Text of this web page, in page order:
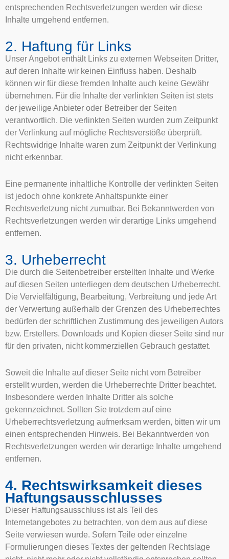
entsprechenden Rechtsverletzungen werden wir diese
Inhalte umgehend entfernen.
2. Haftung für Links
Unser Angebot enthält Links zu externen Webseiten Dritter,
auf deren Inhalte wir keinen Einfluss haben. Deshalb
können wir für diese fremden Inhalte auch keine Gewähr
übernehmen. Für die Inhalte der verlinkten Seiten ist stets
der jeweilige Anbieter oder Betreiber der Seiten
verantwortlich. Die verlinkten Seiten wurden zum Zeitpunkt
der Verlinkung auf mögliche Rechtsverstöße überprüft.
Rechtswidrige Inhalte waren zum Zeitpunkt der Verlinkung
nicht erkennbar.
Eine permanente inhaltliche Kontrolle der verlinkten Seiten
ist jedoch ohne konkrete Anhaltspunkte einer
Rechtsverletzung nicht zumutbar. Bei Bekanntwerden von
Rechtsverletzungen werden wir derartige Links umgehend
entfernen.
3. Urheberrecht
Die durch die Seitenbetreiber erstellten Inhalte und Werke
auf diesen Seiten unterliegen dem deutschen Urheberrecht.
Die Vervielfältigung, Bearbeitung, Verbreitung und jede Art
der Verwertung außerhalb der Grenzen des Urheberrechtes
bedürfen der schriftlichen Zustimmung des jeweiligen Autors
bzw. Erstellers. Downloads und Kopien dieser Seite sind nur
für den privaten, nicht kommerziellen Gebrauch gestattet.
Soweit die Inhalte auf dieser Seite nicht vom Betreiber
erstellt wurden, werden die Urheberrechte Dritter beachtet.
Insbesondere werden Inhalte Dritter als solche
gekennzeichnet. Sollten Sie trotzdem auf eine
Urheberrechtsverletzung aufmerksam werden, bitten wir um
einen entsprechenden Hinweis. Bei Bekanntwerden von
Rechtsverletzungen werden wir derartige Inhalte umgehend
entfernen.
4. Rechtswirksamkeit dieses
Haftungsausschlusses
Dieser Haftungsausschluss ist als Teil des
Internetangebotes zu betrachten, von dem aus auf diese
Seite verwiesen wurde. Sofern Teile oder einzelne
Formulierungen dieses Textes der geltenden Rechtslage